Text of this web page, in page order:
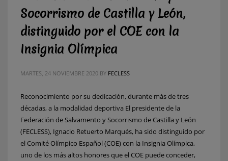
Socorrismo de Castilla y León,
distinguido por el COE con la
Insignia Olímpica
MARTES, 24 NOVIEMBRE 2020 BY FECLESS
Reconocimiento por su dedicación, durante más de tres
décadas, a la modalidad deportiva El presidente de la
Federación de Salvamento y Socorrismo de Castilla y León
(FECLESS), Ignacio Retuerto Marqués, ha sido distinguido por
el Comité Olímpico Español (COE) con la Insignia Olímpica,
uno de los más altos honores que el COE puede conceder,